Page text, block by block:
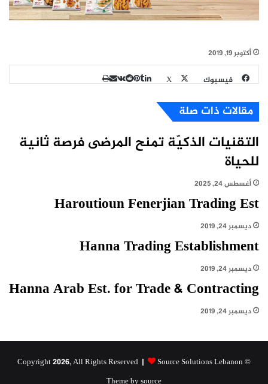
أكتوبر 19, 2019
فيسبوك X لينكدإن
بينتيريست
مشاركة
طباعة
مقالات ذات صلة
التقنيات الذكيّة تمنح المرضى فرصة ثانية
للحياة
أغسطس 24, 2025
Haroutioun Fenerjian Trading Est
ديسمبر 24, 2019
Hanna Trading Establishment
ديسمبر 24, 2019
Hanna Arab Est. for Trade & Contracting
ديسمبر 24, 2019
© Copyright 2026, All Rights Reserved |
Source Solutions Lebanon